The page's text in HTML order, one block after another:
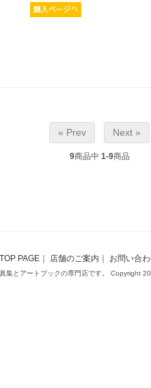
« Prev Next »
9商品中 1-9商品
TOP PAGE ｜ 店舗のご案内 ｜ お問い合
集とアートブックの専門店です。 Copyright